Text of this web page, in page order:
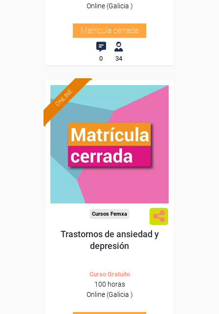
Online (Galicia )
Matrícula cerrada
0 34
ONLINE
Cursos Femxa
Trastornos de ansiedad y
depresión
Curso Gratuito
100 horas
Online (Galicia )